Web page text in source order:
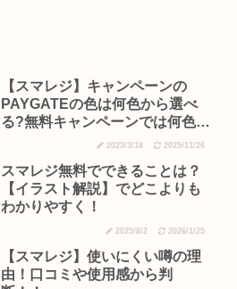
【スマレジ】キャンペーンの
PAYGATEの色は何色から選べ
る?無料キャンペーンでは何色が
2023/3/18 2025/11/26
スマレジ無料でできることは？
【イラスト解説】でどこよりも
わかりやすく！
2025/8/2 2026/1/25
【スマレジ】使いにくい噂の理
由！口コミや使用感から判